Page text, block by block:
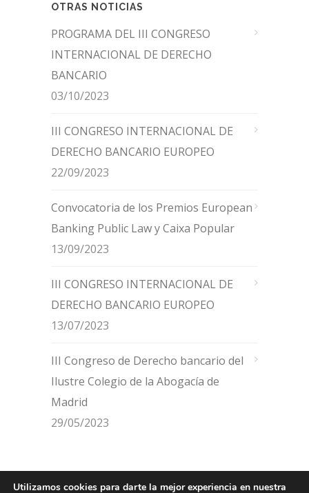
OTRAS NOTICIAS
PROGRAMA DEL III CONGRESO
INTERNACIONAL DE DERECHO
BANCARIO
03/10/2023
III CONGRESO INTERNACIONAL DE
DERECHO BANCARIO EUROPEO
22/09/2023
Convocatoria de los Premios European
Banking Public Law y Caixa Popular
13/09/2023
III CONGRESO INTERNACIONAL DE
DERECHO BANCARIO EUROPEO
13/07/2023
III Congreso de Derecho bancario del
Ilustre Colegio de la Abogacía de
Madrid
29/05/2023
Utilizamos cookies para darte la mejor experiencia en nuestra